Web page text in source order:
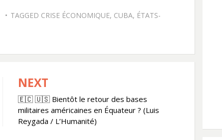
TAGGED CRISE ÉCONOMIQUE, CUBA, ÉTATS-
NEXT
🇪🇨 🇺🇸 Bientôt le retour des bases
militaires américaines en Équateur ? (Luis
Reygada / L’Humanité)